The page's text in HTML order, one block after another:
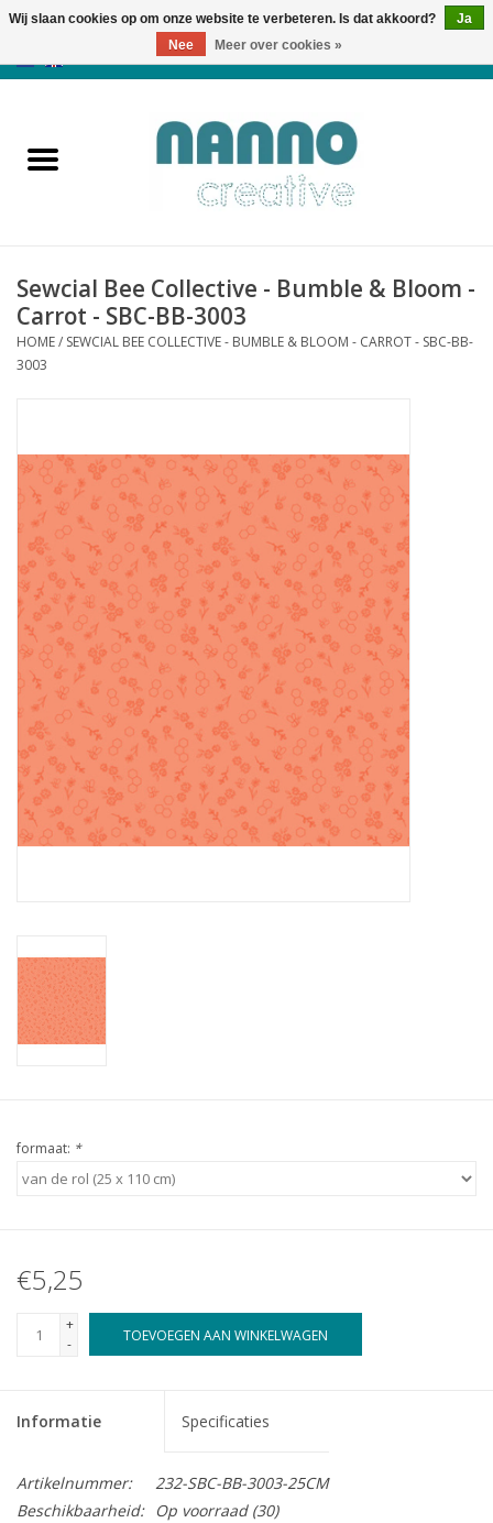
Producten
Nieuws
Herfst & Halloween
Laatste Kans
Cadeaubonnen
Nanno Blog
Merken
Beloningen
Sewcial Bee Collective - Bumble & Bloom -
Carrot - SBC-BB-3003
HOME/ SEWCIAL BEE COLLECTIVE - BUMBLE & BLOOM - CARROT - SBC-BB-
3003
formaat: *
€5,25
+
-
TOEVOEGEN AAN WINKELWAGEN
Informatie Specificaties
Artikelnummer:
232-SBC-BB-3003-25CM
Beschikbaarheid:
Op voorraad(30)
Wij slaan cookies op om onze website te verbeteren. Is dat akkoord?
Ja
Nee
Meer over cookies »